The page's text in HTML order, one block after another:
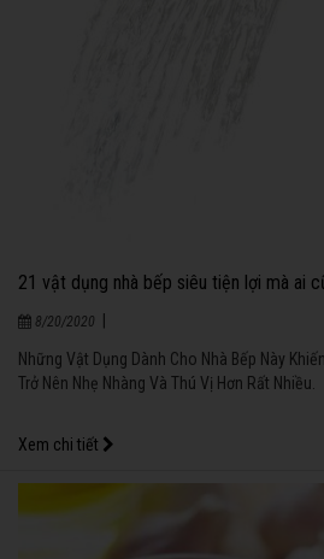
21 vật dụng nhà bếp siêu tiện lợi mà ai
8/20/2020
Những Vật Dụng Dành Cho Nhà Bếp Này
Trở Nên Nhẹ Nhàng Và Thú Vị Hơn Rất Nhiều.
Xem chi tiết